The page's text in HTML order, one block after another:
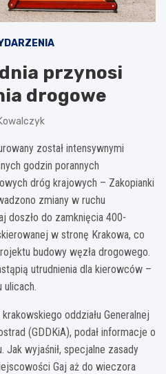
przynosi
drogowe
został intensywnymi
godzin porannych
dróg krajowych – Zakopianki
zmiany w ruchu
doszło do zamknięcia 400-
w stronę Krakowa, co
budowy węzła drogowego.
utrudnienia dla kierowców –
ulicach.
oddziału Generalnej
(GDDKiA), podał informacje o
wyjaśnił, specjalne zasady
Gaj aż do wieczora